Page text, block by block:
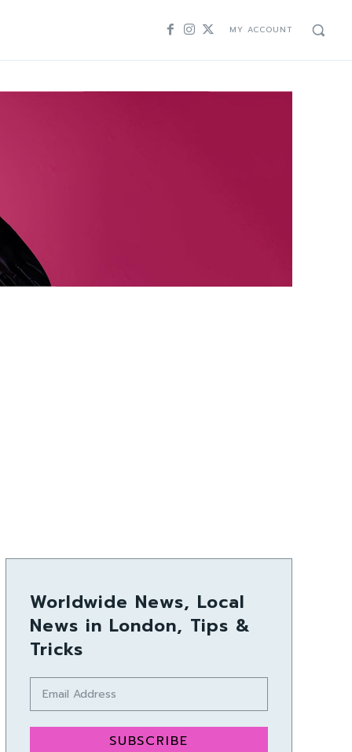
MY ACCOUNT
Worldwide News, Local
News in London, Tips &
Tricks
SUBSCRIBE